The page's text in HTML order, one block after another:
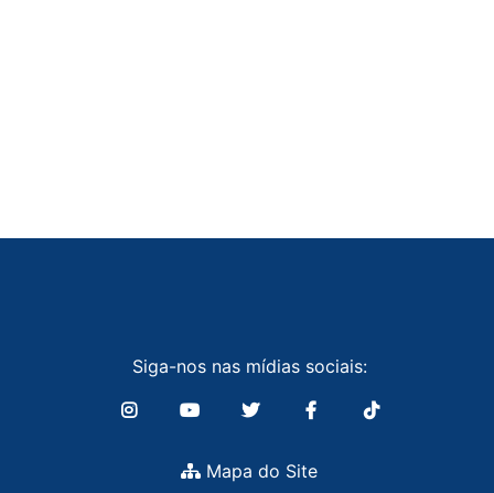
Siga-nos nas mídias sociais:
Mapa do Site